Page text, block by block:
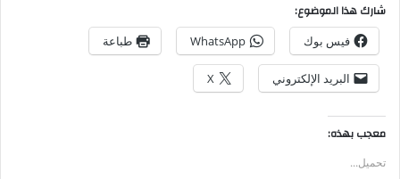
شارك هذا الموضوع:
فيس بوك WhatsApp طباعة
البريد الإلكتروني X
معجب بهذه:
تحميل...